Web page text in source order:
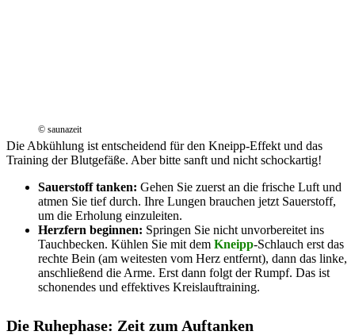
© saunazeit
Die Abkühlung ist entscheidend für den Kneipp-Effekt und das
Training der Blutgefäße. Aber bitte sanft und nicht schockartig!
Sauerstoff tanken: Gehen Sie zuerst an die frische Luft und
atmen Sie tief durch. Ihre Lungen brauchen jetzt Sauerstoff,
um die Erholung einzuleiten.
Herzfern beginnen: Springen Sie nicht unvorbereitet ins
Tauchbecken. Kühlen Sie mit dem Kneipp-Schlauch erst das
rechte Bein (am weitesten vom Herz entfernt), dann das linke,
anschließend die Arme. Erst dann folgt der Rumpf. Das ist
schonendes und effektives Kreislauftraining.
Die Ruhephase: Zeit zum Auftanken